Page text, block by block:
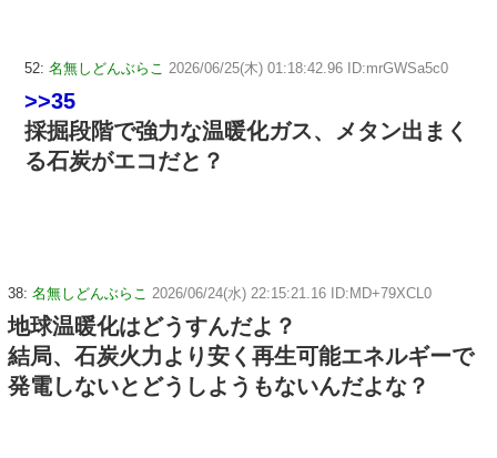
52: 名無しどんぶらこ 2026/06/25(木) 01:18:42.96 ID:mrGWSa5c0
>>35
採掘段階で強力な温暖化ガス、メタン出まく
る石炭がエコだと？
38: 名無しどんぶらこ 2026/06/24(水) 22:15:21.16 ID:MD+79XCL0
地球温暖化はどうすんだよ？
結局、石炭火力より安く再生可能エネルギーで
発電しないとどうしようもないんだよな？